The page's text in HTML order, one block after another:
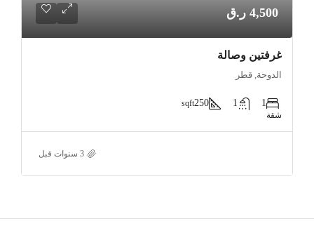
4,500 ر.ق
غرفتين وصالة
الدوحة, قطر
1
1
250
sqft
شقة